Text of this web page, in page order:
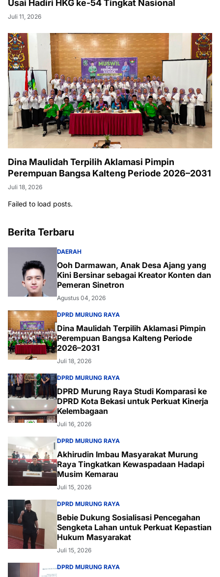
Usai Hadiri HKG ke-54 Tingkat Nasional
Juli 11, 2026
Dina Maulidah Terpilih Aklamasi Pimpin
Perempuan Bangsa Kalteng Periode 2026–2031
Juli 18, 2026
Failed to load posts.
Berita Terbaru
DAERAH
Ooh Darmawan, Anak Desa Ajang yang
Kini Bersinar sebagai Kreator Konten dan
Pemeran Sinetron
Agustus 04, 2026
DPRD MURUNG RAYA
Dina Maulidah Terpilih Aklamasi Pimpin
Perempuan Bangsa Kalteng Periode
2026–2031
Juli 18, 2026
DPRD MURUNG RAYA
DPRD Murung Raya Studi Komparasi ke
DPRD Kota Bekasi untuk Perkuat Kinerja
Kelembagaan
Juli 16, 2026
DPRD MURUNG RAYA
Akhirudin Imbau Masyarakat Murung
Raya Tingkatkan Kewaspadaan Hadapi
Musim Kemarau
Juli 15, 2026
DPRD MURUNG RAYA
Bebie Dukung Sosialisasi Pencegahan
Sengketa Lahan untuk Perkuat Kepastian
Hukum Masyarakat
Juli 15, 2026
DPRD MURUNG RAYA